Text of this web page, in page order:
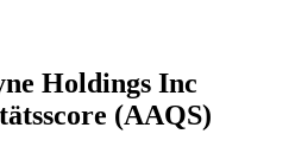
Holdings Inc
(AAQS)